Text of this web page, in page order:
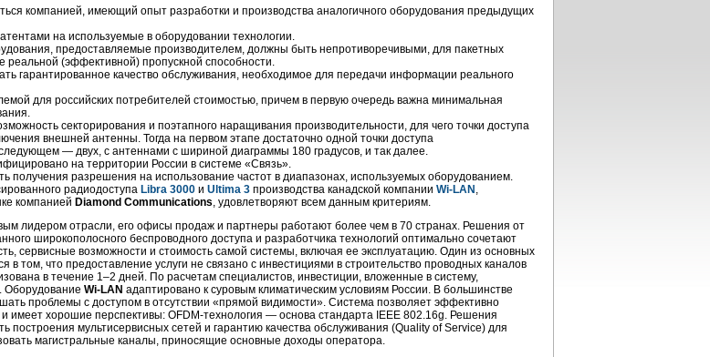
компанией, имеющий опыт разработки и производства аналогичного оборудования предыдущих
на используемые в оборудовании технологии.
предоставляемые производителем, должны быть непротиворечивыми, для пакетных
реальной (эффективной) пропускной способности.
гарантированное качество обслуживания, необходимое для передачи информации реального
для российских потребителей стоимостью, причем в первую очередь важна минимальная
секторирования и поэтапного наращивания производительности, для чего точки доступа
внешней антенны. Тогда на первом этапе достаточно одной точки доступа
— двух, с антеннами с шириной диаграммы 180 градусов, и так далее.
на территории России в системе «Связь».
получения разрешения на использование частот в диапазонах, используемых оборудованием.
радиодоступа Libra 3000 и Ultima 3 производства канадской компании Wi-LAN ,
компанией Diamond Communications, удовлетворяют всем данным критериям.
лидером отрасли, его офисы продаж и партнеры работают более чем в 70 странах. Решения от
широкополосного беспроводного доступа и разработчика технологий оптимально сочетают
сервисные возможности и стоимость самой системы, включая ее эксплуатацию. Один из основных
в том, что предоставление услуги не связано с инвестициями в строительство проводных каналов
в течение 1–2 дней. По расчетам специалистов, инвестиции, вложенные в систему,
Оборудование Wi-LAN адаптировано к суровым климатическим условиям России. В большинстве
проблемы с доступом в отсутствии «прямой видимости». Система позволяет эффективно
имеет хорошие перспективы: OFDM-технология — основа стандарта IEEE 802.16g. Решения
построения мультисервисных сетей и гарантию качества обслуживания (Quality of Service) для
магистральные каналы, приносящие основные доходы оператора.